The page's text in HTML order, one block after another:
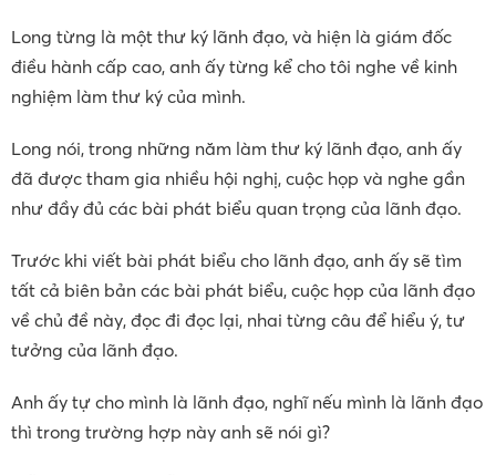
Long từng là một thư ký lãnh đạo, và hiện là giám đốc
điều hành cấp cao, anh ấy từng kể cho tôi nghe về kinh
nghiệm làm thư ký của mình.
Long nói, trong những năm làm thư ký lãnh đạo, anh ấy
đã được tham gia nhiều hội nghị, cuộc họp và nghe gần
như đầy đủ các bài phát biểu quan trọng của lãnh đạo.
Trước khi viết bài phát biểu cho lãnh đạo, anh ấy sẽ tìm
tất cả biên bản các bài phát biểu, cuộc họp của lãnh đạo
về chủ đề này, đọc đi đọc lại, nhai từng câu để hiểu ý, tư
tưởng của lãnh đạo.
Anh ấy tự cho mình là lãnh đạo, nghĩ nếu mình là lãnh đạo
thì trong trường hợp này anh sẽ nói gì?